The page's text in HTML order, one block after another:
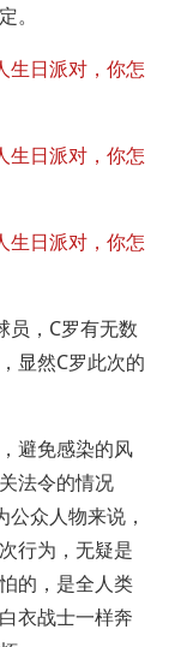
。
员，C罗有无数
显然C罗此次的
避免感染的风
法令的情况
众人物来说，
行为，无疑是
的，是全人类
衣战士一样奔